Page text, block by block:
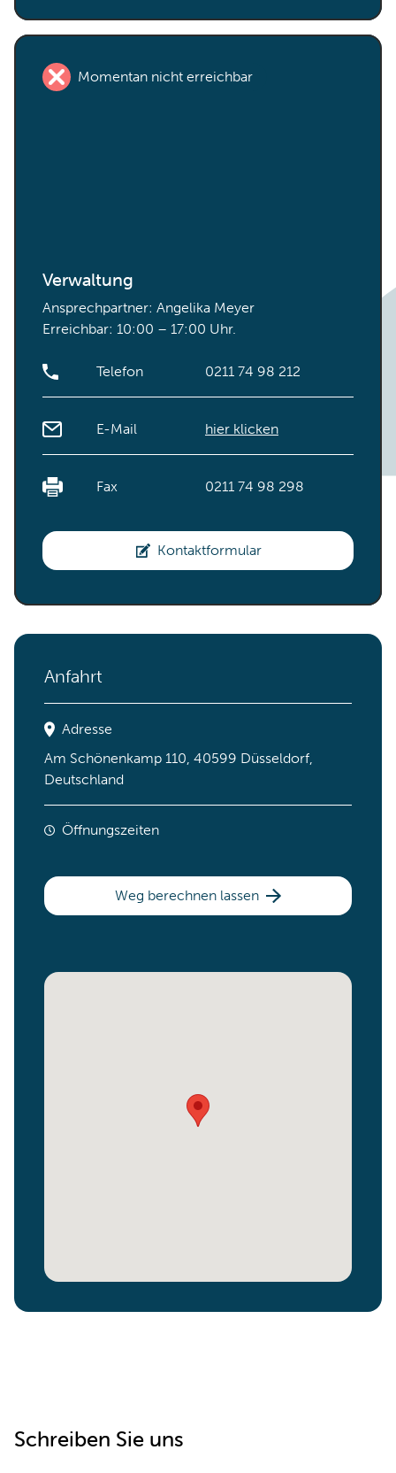
Momentan nicht erreichbar
Verwaltung
Ansprechpartner: Angelika Meyer
Erreichbar: 10:00 – 17:00 Uhr.
Telefon 0211 74 98 212
E-Mail hier klicken
Fax 0211 74 98 298
Kontaktformular
Anfahrt
Adresse
Am Schönenkamp 110, 40599 Düsseldorf,
Deutschland
Öffnungszeiten
Weg berechnen lassen
Schreiben Sie uns